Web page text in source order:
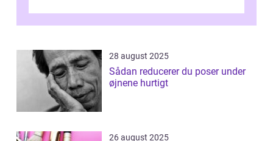
28 august 2025
Sådan reducerer du poser under
øjnene hurtigt
26 august 2025